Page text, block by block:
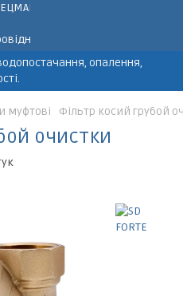
опалення,
муфтові Фільтр косий грубой
очистки